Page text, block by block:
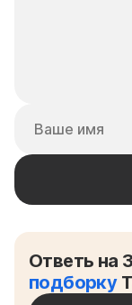
Ответь на
подборку